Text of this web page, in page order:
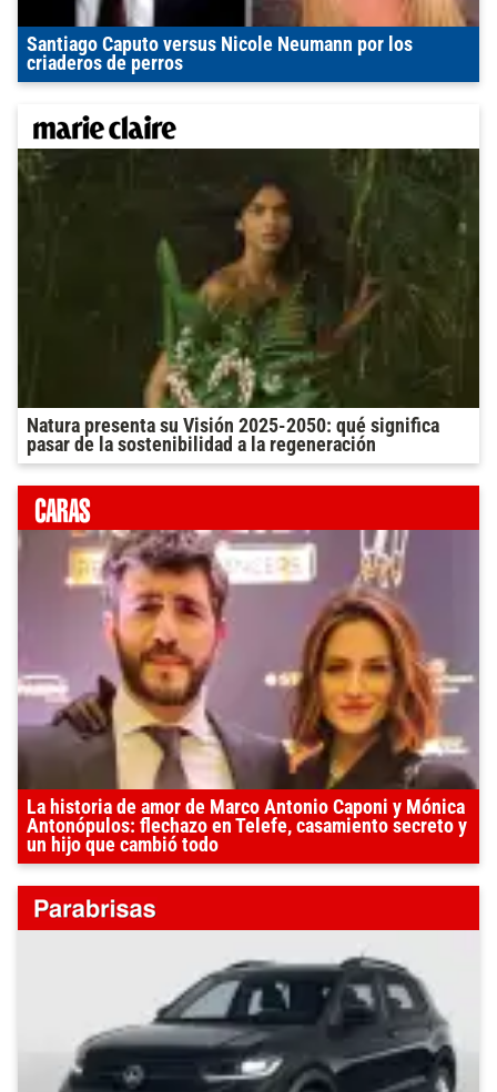
Santiago Caputo versus Nicole Neumann por los
criaderos de perros
Natura presenta su Visión 2025-2050: qué significa
pasar de la sostenibilidad a la regeneración
La historia de amor de Marco Antonio Caponi y Mónica
Antonópulos: flechazo en Telefe, casamiento secreto y
un hijo que cambió todo